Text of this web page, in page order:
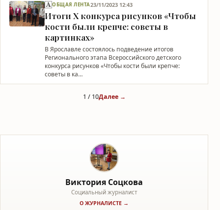
ОБЩАЯ ЛЕНТА23/11/2023 12:43
Итоги Х конкурса рисунков «Чтобы
кости были крепче: советы в
картинках»
В Ярославле состоялось подведение итогов
Регионального этапа Всероссийского детского
конкурса рисунков «Чтобы кости были крепче:
советы в ка…
1 / 10Далее →
Виктория Соцкова
Социальный журналист
О ЖУРНАЛИСТЕ →